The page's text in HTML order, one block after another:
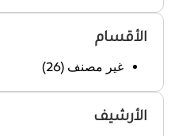
الأقسام
غير مصنف (26)
الأرشيف